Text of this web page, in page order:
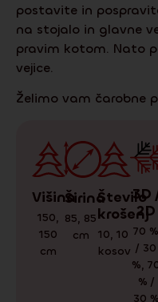
postavite in
na stojalo in glavne
pravim kotom. Nato
vejice.
Želimo vam čarobne
Višina
150,
150
cm
Širina
85, 85
cm
Število
krošenj
10,10
kosov
3D
2D
70 %
/ 30
%,
% /
30 %